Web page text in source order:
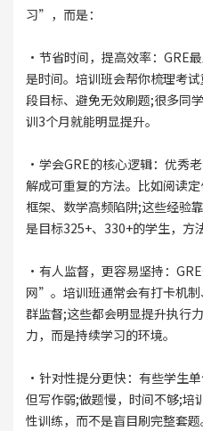
习”，而是：
·节省时间，提高效率：GRE
是时间。培训班会帮你梳理考
段目标、避免无效刷题;很多同
训3个月就能明显提升。
·学会GRE的核心逻辑：优秀
解成可重复的方法。比如阅读
框架、数学高频陷阱;这些经验
是目标325+、330+的学生，方
·有人监督，更容易坚持：
网”。培训班通常会有打卡机
群监督;这些都会明显提升执行
力，而是持续学习的环境。
·针对性提分更快：有些学生
但写作弱;做题慢，时间不够;培
性训练，而不是盲目刷完整套题